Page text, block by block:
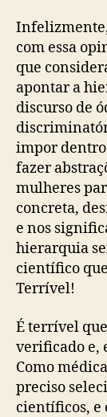
com essa
que
apontar a
discurso de
impor dentro
fazer
mulheres
concreta,
e nos
hierarquia
científico
Terrível!
É terrível
verificado e,
Como
preciso
científicos, e